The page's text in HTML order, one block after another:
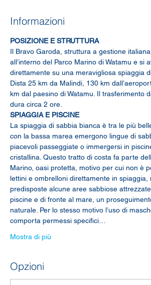
Informazioni
POSIZIONE E STRUTTURA
Il Bravo Garoda, struttura a gestione
all’interno del Parco Marino di Watamu e si
direttamente su una meravigliosa spiaggia
Dista 25 km da Malindi, 130 km
km dal paesino di Watamu. Il trasferimento
dura circa 2 ore.
SPIAGGIA E PISCINE
La spiaggia di sabbia bianca è tra le più
con la bassa marea emergono lingue di
piacevoli passeggiate o immergersi in
cristallina. Questo tratto di costa fa parte
Marino, oasi protetta, motivo per cui non è
lettini e ombrelloni direttamente in spiaggia,
predisposte alcune aree sabbiose
piscine e di fronte al mare, un
naturale. Per lo stesso motivo l’uso di
comporta permessi specifici…
Mostra di più
Opzioni